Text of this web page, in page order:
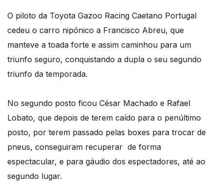
O piloto da Toyota Gazoo Racing Caetano Portugal
cedeu o carro nipónico a Francisco Abreu, que
manteve a toada forte e assim caminhou para um
triunfo seguro, conquistando a dupla o seu segundo
triunfo da temporada.
No segundo posto ficou César Machado e Rafael
Lobato, que depois de terem caído para o penúltimo
posto, por terem passado pelas boxes para trocar de
pneus, conseguiram recuperar de forma
espectacular, e para gáudio dos espectadores, até ao
segundo lugar.